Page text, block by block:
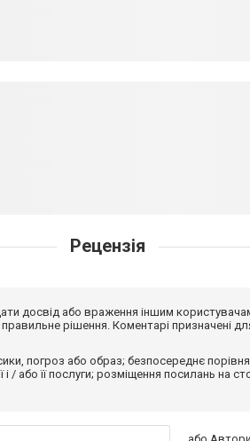
Рецензія
досвід або враження іншим
рішення. Коментарі призначені
погроз або образ; безпосереднє
/ або її послуги; розміщення посилань на